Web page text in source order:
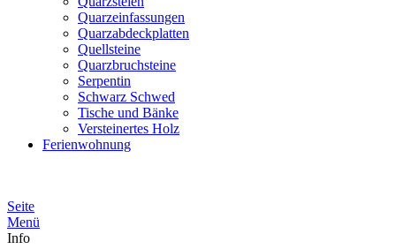
Quarzeinfassungen
Quarzabdeckplatten
Quellsteine
Quarzbruchsteine
Serpentin
Schwarz Schwed
Tische und Bänke
Versteinertes Holz
Ferienwohnung
Seite
Menü
Info